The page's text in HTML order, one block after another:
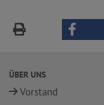
ÜBER UNS
Vorstand